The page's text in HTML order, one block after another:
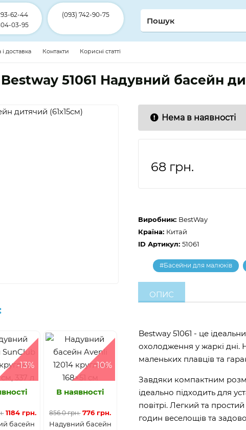
62-44
03-95
(093) 742-90-75
доставка Контакти Корисні статті
Bestway 51061 Надувний басейн
-13%
1184 грн.
басейн
-10%
В наявності
856.0 грн. 776 грн.
Надувний басейн
Нема в наявності
68 грн.
Виробник: BestWay
Країна: Китай
ID Артикул: 51061
#Басейни для малюків
ОПИС
Bestway 51061 - це
охолодження у жаркі дні.
маленьких плавців та
Завдяки компактним
ідеально підходить для
повітрі. Легкий та
годин веселощів та